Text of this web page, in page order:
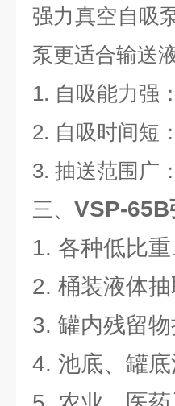
强力真空自吸
泵更适合输送液
1. 自吸能力强
2. 自吸时间短
3. 抽送范围广
三、 VSP-65B
1. 各种低比
2. 桶装液体
3. 罐内残留物
4. 池底、罐底